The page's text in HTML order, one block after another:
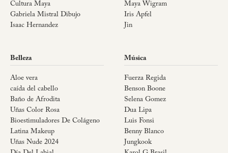
Cultura Maya
Gabriela Mistral Dibujo
Isaac Hernandez
Maya Wigram
Iris Apfel
Jin
Belleza
Aloe vera
caída del cabello
Baño de Afrodita
Uñas Color Rosa
Bioestimuladores De Colágeno
Latina Makeup
Uñas Nude 2024
Música
Fuerza Regida
Benson Boone
Selena Gomez
Dua Lipa
Luis Fonsi
Benny Blanco
Jungkook